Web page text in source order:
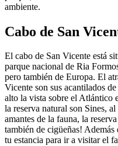
ambiente.
Cabo de San
El cabo de San Vicente está
parque nacional de Ria
pero también de Europa. El
Vicente son sus acantilados
alto la vista sobre el Atlántico
la reserva natural son Sines,
amantes de la fauna, la
también de cigüeñas!
tu estancia para ir a visitar el